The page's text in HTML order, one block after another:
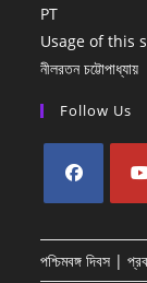
PT
Usage of this
নীলরতন চট্টোপাধ্যায়
Follow Us
in
a
in
a
পশ্চিমবঙ্গ দিবস |